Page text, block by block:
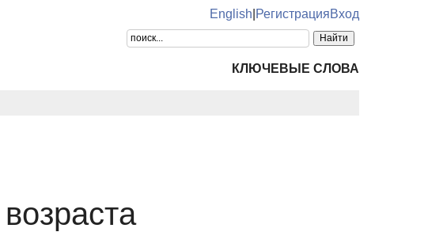
English РегистрацияВход
КЛЮЧЕВЫЕ СЛОВА